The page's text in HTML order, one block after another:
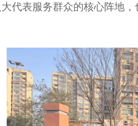
代表服务群众的核心阵地